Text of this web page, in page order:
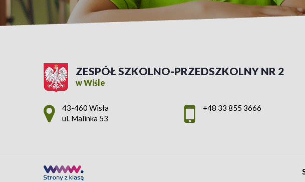
ZESPÓŁ SZKOLNO-PRZEDSZKOLNY NR 2
w Wiśle
Adres pocztowy:
43-460 Wisła
ul. Malinka 53
+48 33 855 3666